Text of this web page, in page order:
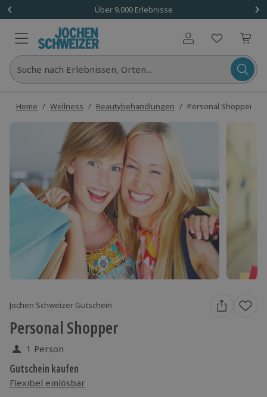
Über 9.000 Erlebnisse
Benutzerkonto
Suche nach Erlebnissen, Orten...
Home / Wellness / Beautybehandlungen / Personal Shopper
Jochen Schweizer Gutschein
Personal Shopper
1 Person
Gutschein kaufen
Flexibel einlösbar